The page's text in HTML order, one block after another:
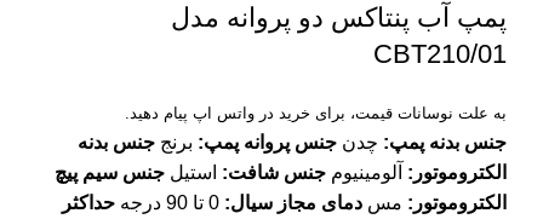
پمپ آب پنتاکس دو پروانه مدل
CBT210/01
به علت نوسانات قیمت، برای خرید در واتس اپ پیام دهید.
جنس بدنه پمپ: چدن جنس پروانه پمپ: برنج جنس بدنه
الکتروموتور: آلومینیوم جنس شافت: استیل جنس سیم پیچ
الکتروموتور: مس دمای مجاز سیال: حداکثر